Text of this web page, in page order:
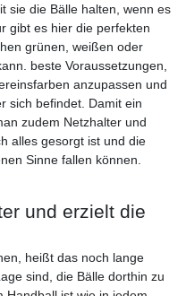
sie die Bälle halten, wenn es
gibt es hier die perfekten
grünen, weißen oder
beste Voraussetzungen,
anzupassen und
sich befindet. Damit ein
zudem Netzhalter und
alles gesorgt ist und die
Sinne fallen können.
und erzielt die
heißt das noch lange
sind, die Bälle dorthin zu